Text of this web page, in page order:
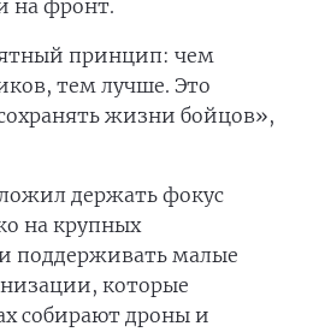
на фронт.
принцип: чем
тем лучше. Это
жизни бойцов»,
держать фокус
на крупных
поддерживать малые
которые
собирают дроны и